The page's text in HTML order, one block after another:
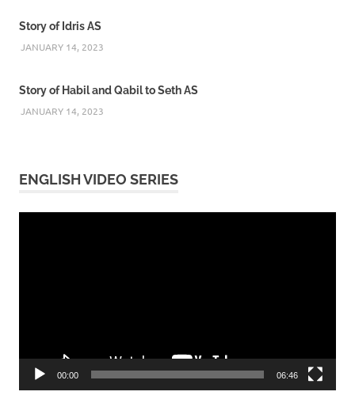
নিষিদ্ধ
Story of Idris AS
JANUARY 14, 2023
Story of Habil and Qabil to Seth AS
JANUARY 14, 2023
ENGLISH VIDEO SERIES
00:00 06:46